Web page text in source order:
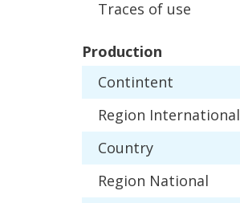
Traces of use
Production
Contintent
Region International
Country
Region National